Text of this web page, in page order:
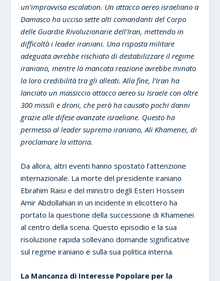
un’improvvisa escalation. Un attacco aereo israeliano a
Damasco ha ucciso sette alti comandanti del Corpo
delle Guardie Rivoluzionarie dell’Iran, mettendo in
difficoltà i leader iraniani. Una risposta militare
adeguata avrebbe rischiato di destabilizzare il regime
iraniano, mentre la mancata reazione avrebbe minato
la loro credibilità tra gli alleati. Alla fine, l’Iran ha
lanciato un massiccio attacco aereo su Israele con oltre
300 missili e droni, che però ha causato pochi danni
grazie alle difese avanzate israeliane. Questo ha
permesso al leader supremo iraniano, Ali Khamenei, di
proclamare la vittoria.
Da allora, altri eventi hanno spostato l’attenzione
internazionale. La morte del presidente iraniano
Ebrahim Raisi e del ministro degli Esteri Hossein
Amir Abdollahian in un incidente in elicottero ha
portato la questione della successione di Khamenei
al centro della scena. Questo episodio e la sua
risoluzione rapida sollevano domande significative
sul regime iraniano e sulla sua politica interna.
La Mancanza di Interesse Popolare per la